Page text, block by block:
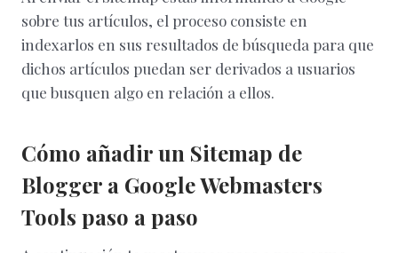
sobre tus artículos, el proceso consiste en
indexarlos en sus resultados de búsqueda para que
dichos artículos puedan ser derivados a usuarios
que busquen algo en relación a ellos.
Cómo añadir un Sitemap de
Blogger a Google Webmasters
Tools paso a paso